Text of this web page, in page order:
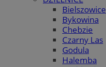
Bielszowice
Bykowina
Chebzie
Czarny Las
Godula
Halemba